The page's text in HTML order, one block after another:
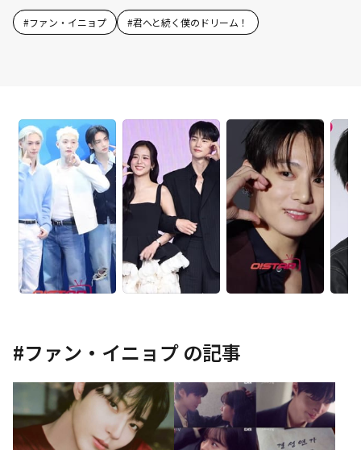
#ファン・イニョプ #君へと続く僕のドリーム！
#ファン・イニョプ の記事